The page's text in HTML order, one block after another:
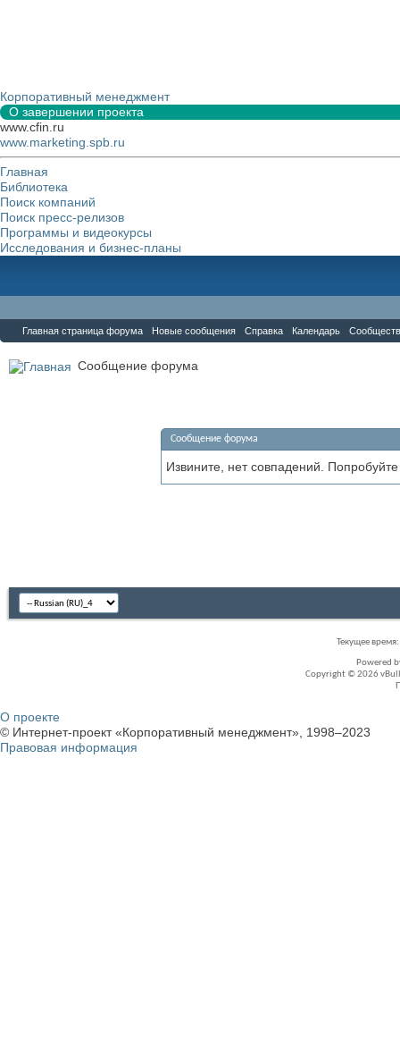
Корпоративный менеджмент
О завершении проекта
www.cfin.ru
www.marketing.spb.ru
Главная
Библиотека
Поиск компаний
Поиск пресс-релизов
Программы и видеокурсы
Исследования и бизнес-планы
Главная страница форума Новые сообщения Справка Календарь
Сообщение форума
Сообщение форума
Извините, нет совпадений.
Текущее время:
Powered
Copyright © 2026
О проекте
© Интернет-проект «Корпоративный менеджмент», 1998–2023
Правовая информация